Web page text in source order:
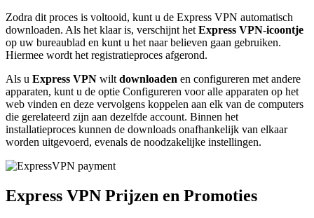
Zodra dit proces is voltooid, kunt u de Express VPN automatisch
downloaden. Als het klaar is, verschijnt het Express VPN-icoontje
op uw bureaublad en kunt u het naar believen gaan gebruiken.
Hiermee wordt het registratieproces afgerond.
Als u Express VPN wilt downloaden en configureren met andere
apparaten, kunt u de optie Configureren voor alle apparaten op het
web vinden en deze vervolgens koppelen aan elk van de computers
die gerelateerd zijn aan dezelfde account. Binnen het
installatieproces kunnen de downloads onafhankelijk van elkaar
worden uitgevoerd, evenals de noodzakelijke instellingen.
Express VPN Prijzen en Promoties